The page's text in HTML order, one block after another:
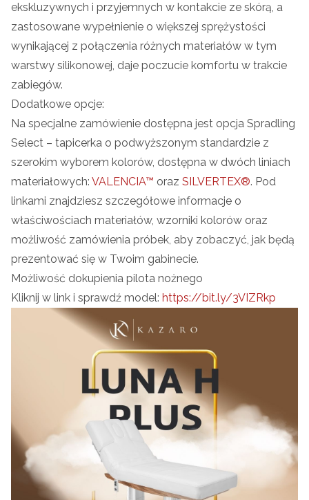
ekskluzywnych i przyjemnych w kontakcie ze skórą, a
zastosowane wypełnienie o większej sprężystości
wynikającej z połączenia różnych materiałów w tym
warstwy silikonowej, daje poczucie komfortu w trakcie
zabiegów.
Dodatkowe opcje:
Na specjalne zamówienie dostępna jest opcja Spradling
Select – tapicerka o podwyższonym standardzie z
szerokim wyborem kolorów, dostępna w dwóch liniach
materiałowych: VALENCIA™ oraz SILVERTEX®. Pod
linkami znajdziesz szczegółowe informacje o
właściwościach materiałów, wzorniki kolorów oraz
możliwość zamówienia próbek, aby zobaczyć, jak będą
prezentować się w Twoim gabinecie.
Możliwość dokupienia pilota nożnego
Kliknij w link i sprawdź model: https://bit.ly/3VIZRkp